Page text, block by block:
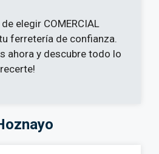
elegir COMERCIAL
ferretería de confianza.
ahora y descubre todo lo